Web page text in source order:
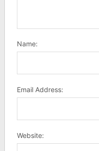
Name:
Email Address:
Website: